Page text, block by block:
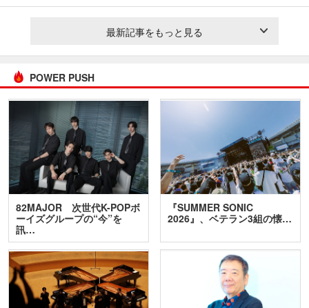
最新記事をもっと見る
POWER PUSH
82MAJOR 次世代K-POPボ
ーイズグループの“今”を
訊…
『SUMMER SONIC
2026』、ベテラン3組の懐…